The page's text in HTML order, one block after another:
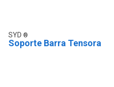
SYD
Soporte Barra Tensora